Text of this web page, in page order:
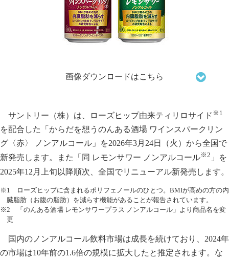
画像ダウンロードはこちら
サントリー（株）は、ローズヒップ由来ティリロサイド ※1
を配合した「からだを想うのんある酒場 ワインスパークリン
グ〈赤〉 ノンアルコール」を2026年3月24日（火）から全国で
新発売します。また「同 レモンサワー ノンアルコール※2 」を
2025年12月上旬以降順次、全国でリニューアル新発売します。
※1 ローズヒップに含まれるポリフェノールのひとつ。BMIが高めの方の内
臓脂肪（お腹の脂肪）を減らす機能があることが報告されています。
※2 「のんある酒場 レモンサワープラス ノンアルコール」より商品名を変
更
国内のノンアルコール飲料市場は成長を続けており、2024年
の市場は10年前の1.6倍の規模に拡大したと推定されます。な